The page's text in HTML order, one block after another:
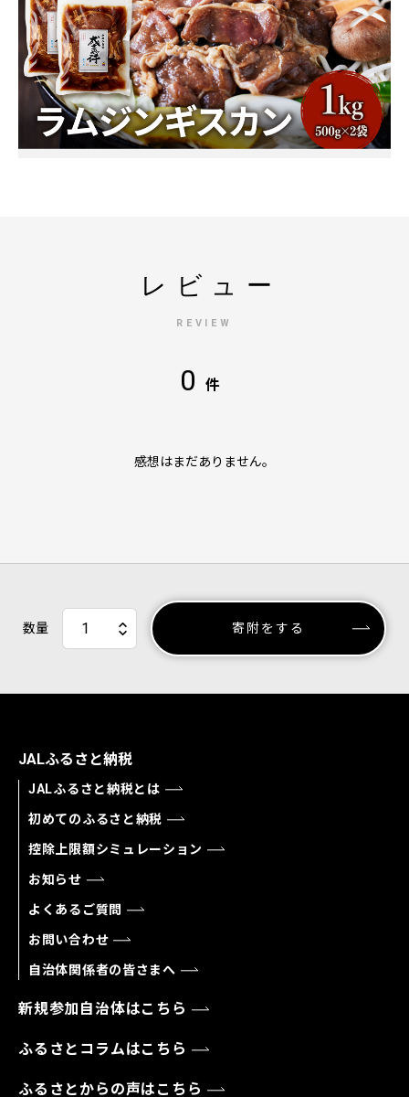
レビュー
REVIEW
0 件
感想はまだありません。
数量 寄附をする
JALふるさと納税
JALふるさと納税とは
初めてのふるさと納税
控除上限額シミュレーション
お知らせ
よくあるご質問
お問い合わせ
自治体関係者の皆さまへ
新規参加自治体はこちら
ふるさとコラムはこちら
ふるさとからの声はこちら